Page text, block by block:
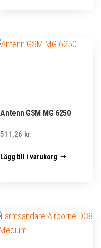
Antenn GSM MG 6250
511,26 kr
Lägg till i varukorg